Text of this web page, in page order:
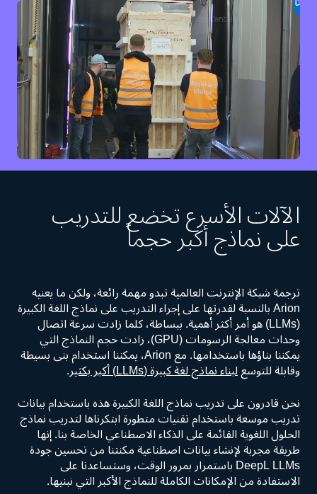
الآلات الأسرع تخضع للتدريب
على نماذج أكبر حجماً
ترجمة شبكة الإنترنت العالمية تبدو مهمة رائعة، ولكن ما يعنيه
Arion بالنسبة لقدرتها على إجراء التدريب على نماذج اللغة الكبيرة
(LLMs) هو أمر أكثر أهمية. ببساطة، كلما زادت سرعة اتصال
وحدات معالجة الرسومات (GPU)، زادت حجم النماذج التي
يمكننا بناؤها باستخدامها. مع Arion، يمكننا استخدام بنى بسيطة
وقابلة للتوسعلبناء نماذج لغة كبيرة (LLMs) أكبر بكثير
.
نحن قادرون على تدريب نماذج اللغة الكبيرة هذه باستخدام بيانات
تدريب موسعة باستخدام تقنيات متطورة ابتكرناها لتدريب نماذج
الحلول اللغوية القائمة على الذكاء الاصطناعي الخاصة بنا. إنها
طريقة مجربة لإنشاء بيانات اصطناعية مكنتنا من تحسين جودة
DeepL LLMs باستمرار بمرور الوقت، وستساعدنا على
الاستفادة من الإمكانات الكاملة للنماذج الأكبر التي نبنيها.